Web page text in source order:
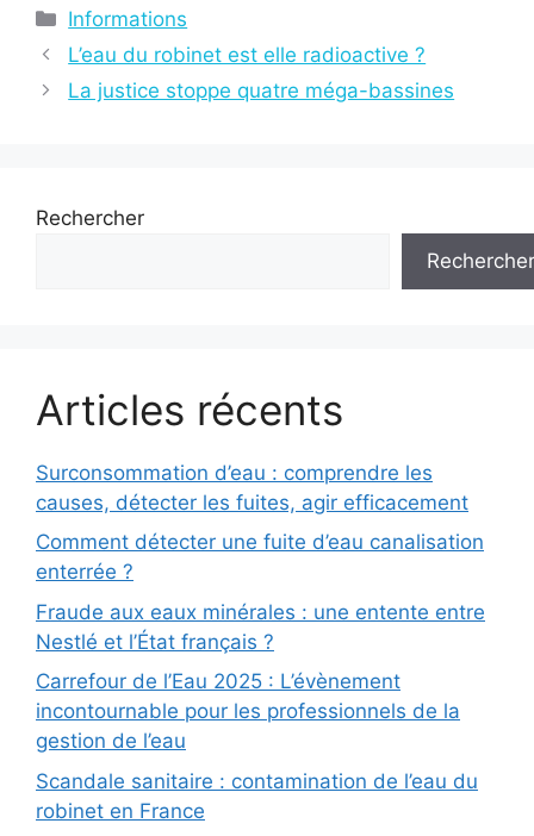
Catégories
Informations
L’eau du robinet est elle radioactive ?
La justice stoppe quatre méga-bassines
Rechercher
Rechercher
Articles récents
Surconsommation d’eau : comprendre les
causes, détecter les fuites, agir efficacement
Comment détecter une fuite d’eau canalisation
enterrée ?
Fraude aux eaux minérales : une entente entre
Nestlé et l’État français ?
Carrefour de l’Eau 2025 : L’évènement
incontournable pour les professionnels de la
gestion de l’eau
Scandale sanitaire : contamination de l’eau du
robinet en France